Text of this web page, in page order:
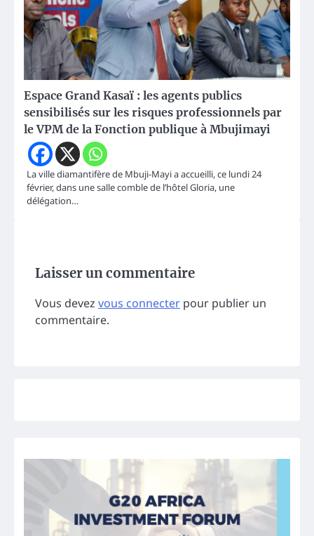
Espace Grand Kasaï : les agents publics
sensibilisés sur les risques professionnels par
le VPM de la Fonction publique à Mbujimayi
La ville diamantifère de Mbuji-Mayi a accueilli, ce lundi 24
février, dans une salle comble de l’hôtel Gloria, une
délégation…
Laisser un commentaire
Vous devez vous connecter pour publier un
commentaire.